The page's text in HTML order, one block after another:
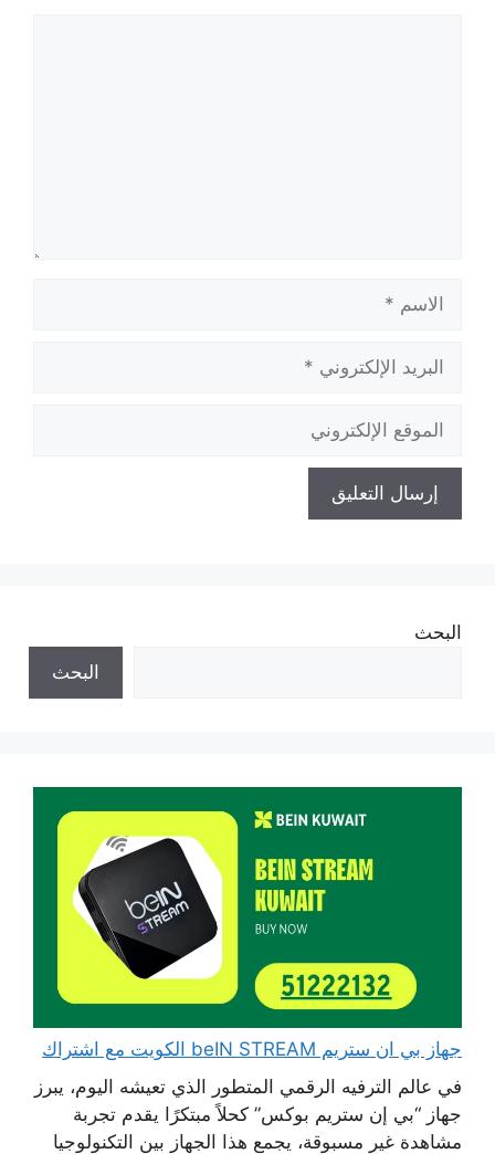
الاسم
البريد
الإلكتروني
الموقع
الإلكتروني
البحث
البحث
جهاز بي ان ستريم beIN STREAM الكويت مع اشتراك
في عالم الترفيه الرقمي المتطور الذي تعيشه اليوم، يبرز
جهاز “بي إن ستريم بوكس” كحلاً مبتكرًا يقدم تجربة
مشاهدة غير مسبوقة، يجمع هذا الجهاز بين التكنولوجيا